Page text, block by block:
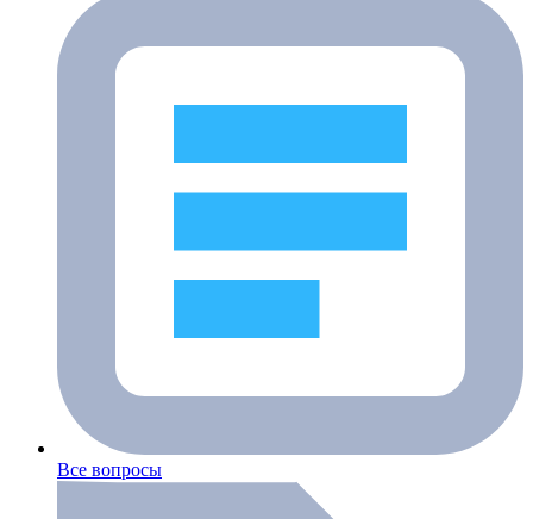
Все вопросы